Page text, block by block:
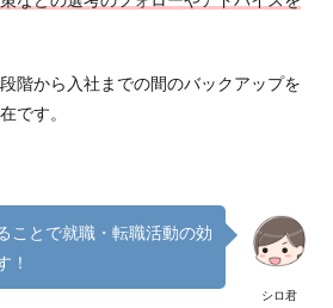
階から入社までの間のバックアップを
です。
シロ君
ことで就職・転職活動の効
！